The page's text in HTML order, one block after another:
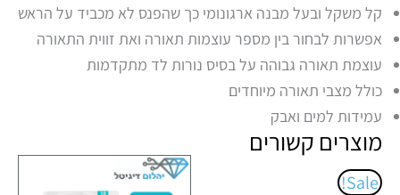
קל משקל ובעל מבנה ארגונומי כך שהפנס לא מכביד על הראש
אפשרות לבחור בין מספר עוצמות תאורה ואת זווית התאורה
עוצמת תאורה גבוהה על בסיס נורות לד מתקדמות
כולל מצבי תאורה מיוחדים
עמידות למים ואבק
מוצרים קשורים
Sale!